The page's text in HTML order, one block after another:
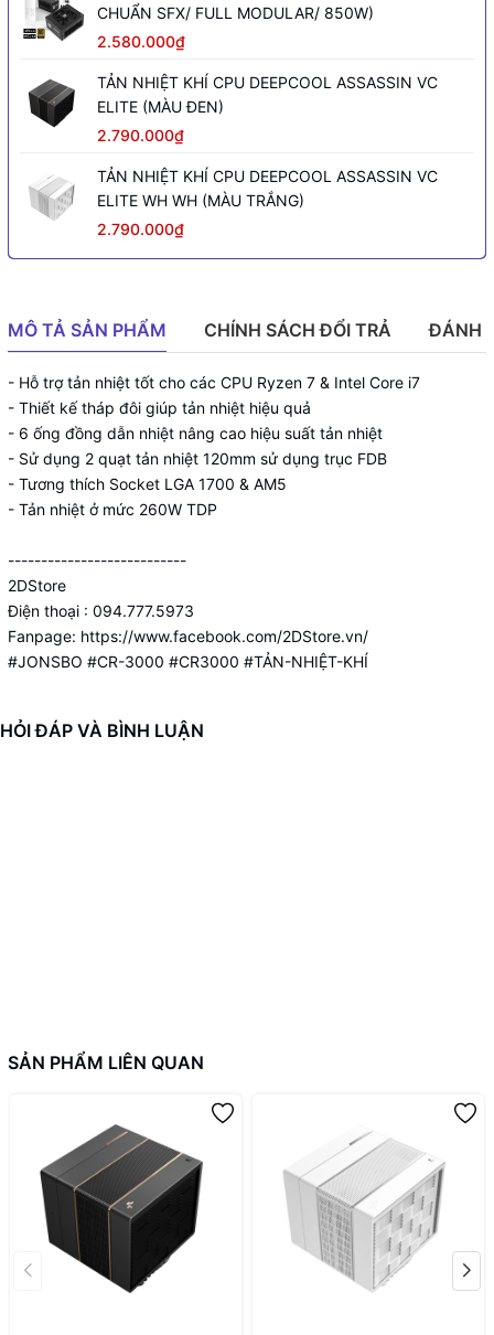
CHUẨN SFX/ FULL MODULAR/ 850W)
2.580.000₫
TẢN NHIỆT KHÍ CPU DEEPCOOL ASSASSIN VC
ELITE (MÀU ĐEN)
2.790.000₫
TẢN NHIỆT KHÍ CPU DEEPCOOL ASSASSIN VC
ELITE WH WH (MÀU TRẮNG)
2.790.000₫
MÔ TẢ SẢN PHẨM CHÍNH SÁCH ĐỔI TRẢ ĐÁNH
- Hỗ trợ tản nhiệt tốt cho các CPU Ryzen 7 & Intel Core i7
- Thiết kế tháp đôi giúp tản nhiệt hiệu quả
- 6 ống đồng dẫn nhiệt nâng cao hiệu suất tản nhiệt
- Sử dụng 2 quạt tản nhiệt 120mm sử dụng trục FDB
- Tương thích Socket LGA 1700 & AM5
- Tản nhiệt ở mức 260W TDP
---------------------------
2DStore
Điện thoại : 094.777.5973
Fanpage: https://www.facebook.com/2DStore.vn/
#JONSBO #CR-3000 #CR3000 #TẢN-NHIỆT-KHÍ
HỎI ĐÁP VÀ BÌNH LUẬN
SẢN PHẨM LIÊN QUAN